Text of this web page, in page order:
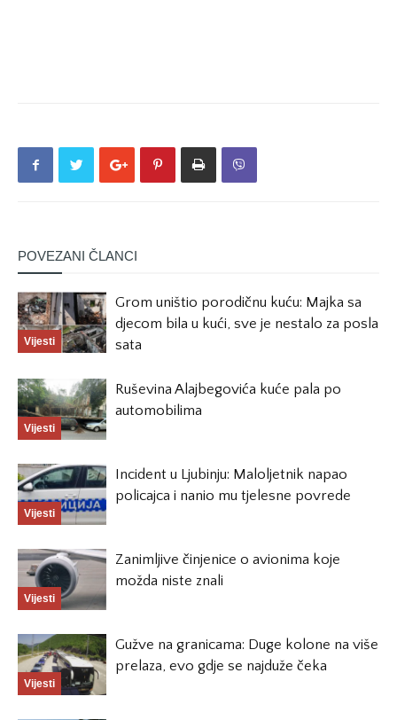
POVEZANI ČLANCI
Vijesti
Grom uništio porodičnu kuću: Majka sa
djecom bila u kući, sve je nestalo za posla
sata
Vijesti
Ruševina Alajbegovića kuće pala po
automobilima
Vijesti
Incident u Ljubinju: Maloljetnik napao
policajca i nanio mu tjelesne povrede
Vijesti
Zanimljive činjenice o avionima koje
možda niste znali
Vijesti
Gužve na granicama: Duge kolone na više
prelaza, evo gdje se najduže čeka